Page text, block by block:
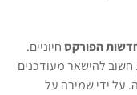
הפורקסחיוניים.
חשוב להישאר מעודכנים
על ידי שמירה על